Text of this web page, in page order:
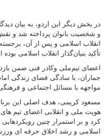
در بخش دیگر این اردو، به بیان
و شخصیت بانوان پرداخته شد و نقش
انقلاب اسلامی و پس از آن،
تأکید بنیان‌گذار انقلاب اسلامی
اعضای تیم‌ملی و‌کادر فنی ضمن
جماران، با سادگی فضای زندگی
مواجهه با مسائل اجتماعی و
مسعود کریمی، هدف اصلی این
هویت ملی و انقلابی اعضای تیم
کرد و بر استمرار چنین
اسلامی و رشد اخلاق حرفه ای